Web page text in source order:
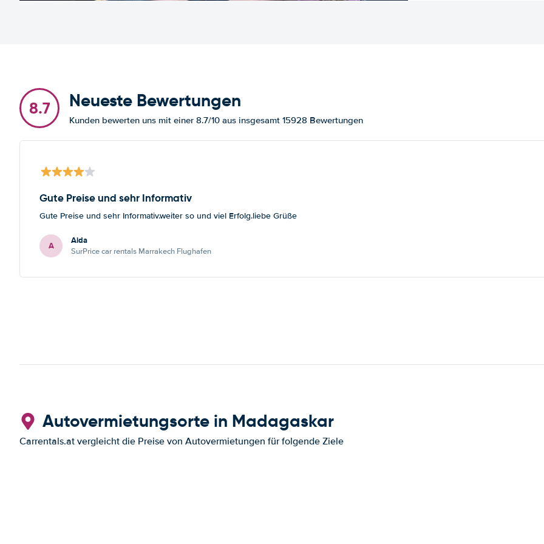
8.7 Neueste Bewertungen
Kunden bewerten uns mit einer 8.7/10 aus insgesamt 15928 Bewertungen
Gute Preise und sehr Informativ
Gute Preise und sehr Informativ.weiter so und viel Erfolg.liebe Grüße
A Aida
SurPrice car rentals Marrakech Flughafen
Autovermietungsorte in Madagaskar
Carrentals.at vergleicht die Preise von Autovermietungen für folgende Ziele